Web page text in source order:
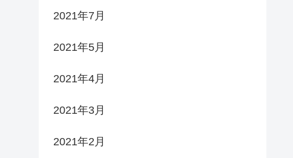
2021年7月
2021年5月
2021年4月
2021年3月
2021年2月